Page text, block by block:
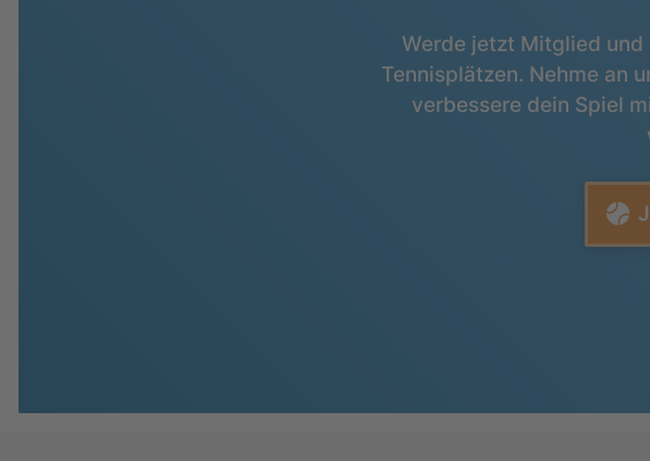
Werde jetzt Mitglied und
Tennisplätzen. Nehme an
verbessere dein Spiel